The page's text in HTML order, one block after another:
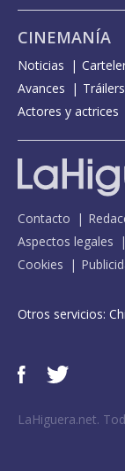
CINEMANÍA
Noticias
Avances
Tráilers
Actores y actrices
Contacto
Aspectos legales
Cookies
Otros servicios:
LaHiguera.net.